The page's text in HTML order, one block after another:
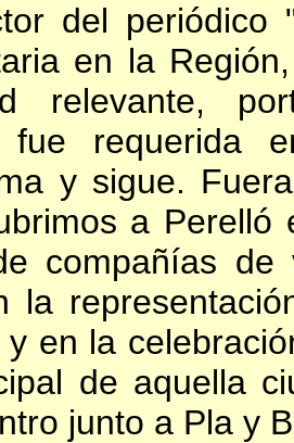
del periódico
en la
relevante,
fue requerida
y sigue.
a
compañías
la
y en la
de aquella
junto a Pla y